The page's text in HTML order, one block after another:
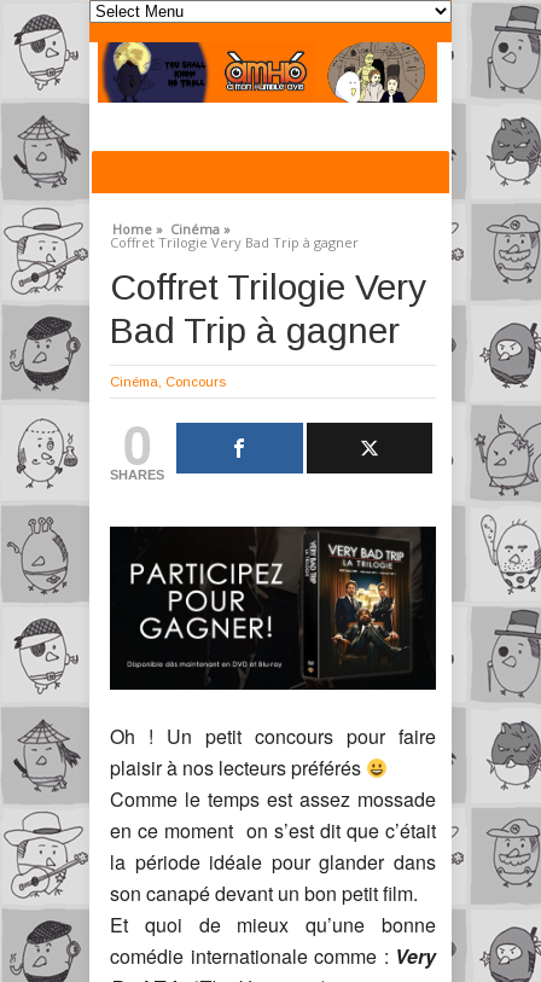
Home » Cinéma »
Coffret Trilogie Very Bad Trip à gagner
Coffret Trilogie Very
Bad Trip à gagner
Cinéma Concours
0
SHARES
Oh ! Un petit concours pour faire
plaisir à nos lecteurs préférés
Comme le temps est assez mossade
en ce moment on s’est dit que c’était
la période idéale pour glander dans
son canapé devant un bon petit film.
Et quoi de mieux qu’une bonne
comédie internationale comme : Very